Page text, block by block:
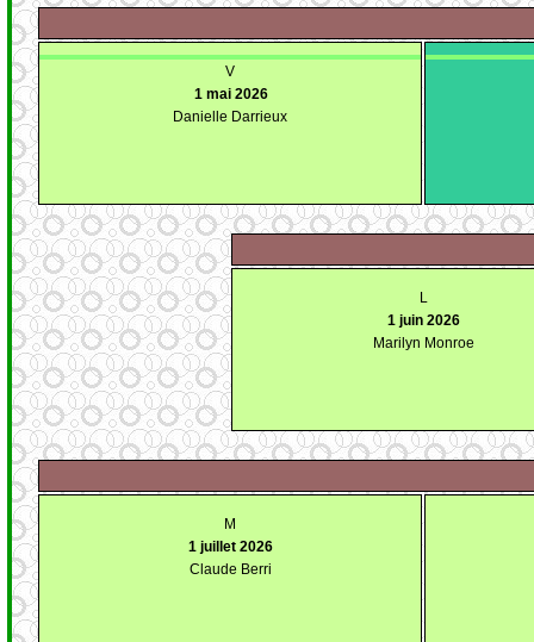
V
1 mai 2026
Danielle Darrieux
L
1 juin 2026
Marilyn Monroe
M
1 juillet 2026
Claude Berri